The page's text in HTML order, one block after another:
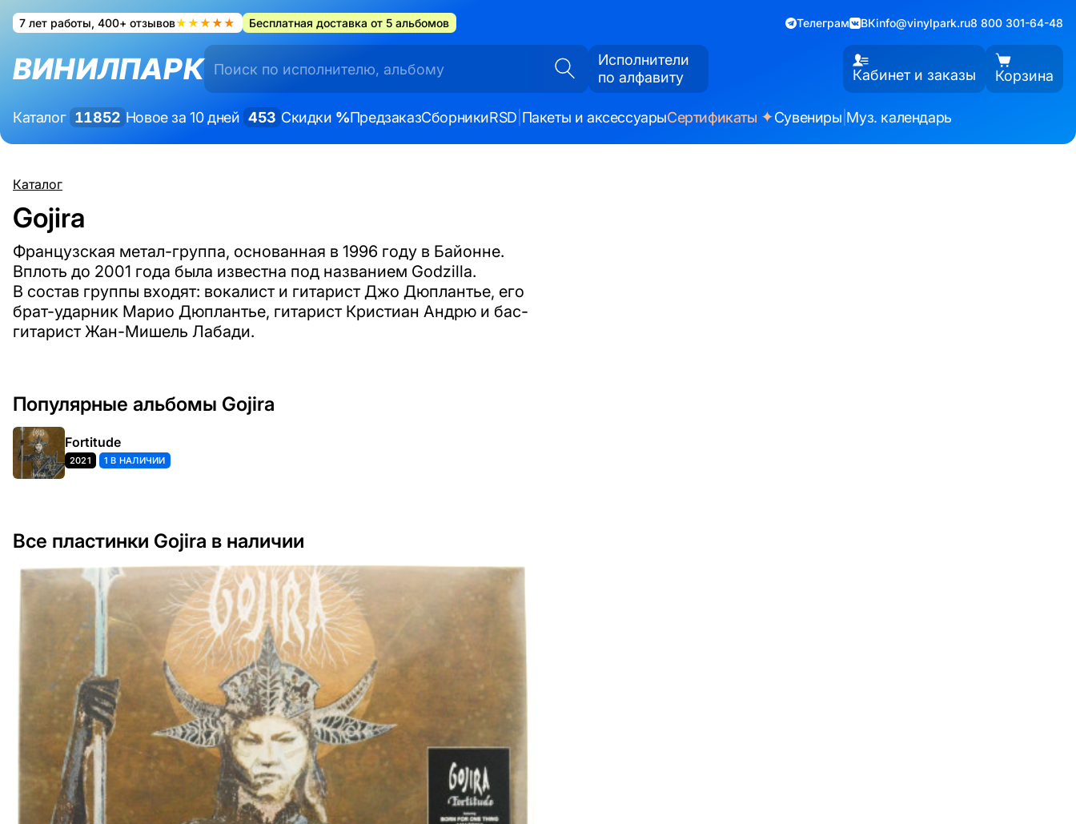
7 лет работы, 400+ отзывов★★★★★ Бесплатная доставка от 5 альбомов Телеграм ВКinfo@vinylpark.ru8 800 301-64-48
ВИНИЛПАРК
Исполнители
по алфавиту
Кабинет и заказы Корзина
Каталог 11852 Новое за 10 дней 453 Скидки %ПредзаказСборникиRSD Пакеты и аксессуарыСертификаты ✦Сувениры Муз. календарь
Каталог
Gojira
Французская метал-группа, основанная в 1996 году в Байонне.
Вплоть до 2001 года была известна под названием Godzilla.
В состав группы входят: вокалист и гитарист Джо Дюплантье, его
брат-ударник Марио Дюплантье, гитарист Кристиан Андрю и бас-
гитарист Жан-Мишель Лабади.
Популярные альбомы Gojira
Fortitude
2021 1 В НАЛИЧИИ
Все пластинки Gojira в наличии